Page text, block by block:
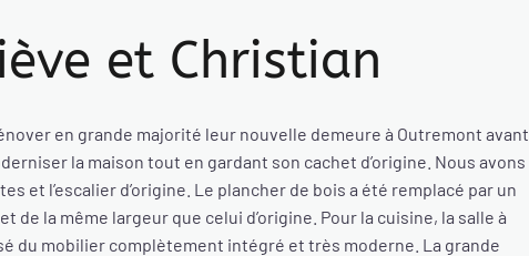
et Christian
en grande majorité leur nouvelle demeure à Outremont avant
la maison tout en gardant son cachet d’origine. Nous avons
et l’escalier d’origine. Le plancher de bois a été remplacé par un
de la même largeur que celui d’origine. Pour la cuisine, la salle à
du mobilier complètement intégré et très moderne. La grande